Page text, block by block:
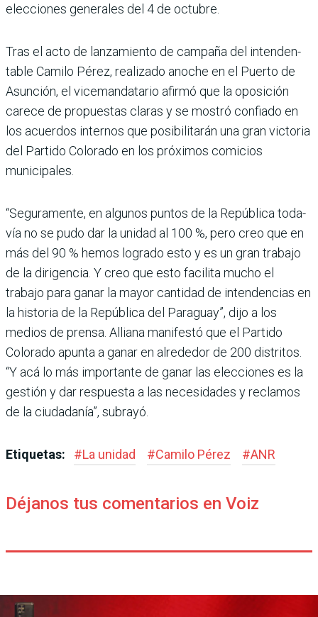
elecciones generales del 4 de octubre.
Tras el acto de lanzamiento de campaña del intenden­
table Camilo Pérez, reali­zado anoche en el Puerto de
Asunción, el vicemandata­rio afirmó que la oposición
carece de propuestas claras y se mostró confiado en
los acuerdos internos que posi­bilitarán una gran victoria
del Partido Colorado en los próxi­mos comicios
municipales.
“Seguramente, en algunos puntos de la República toda­
vía no se pudo dar la unidad al 100 %, pero creo que en
más del 90 % hemos logrado esto y es un gran trabajo
de la dirigencia. Y creo que esto facilita mucho el
trabajo para ganar la mayor cantidad de intendencias en
la historia de la República del Paraguay”, dijo a los
medios de prensa. Alliana manifestó que el Par­tido
Colorado apunta a ganar en alrededor de 200 distritos.
“Y acá lo más importante de ganar las elecciones es la
ges­tión y dar respuesta a las nece­sidades y reclamos
de la ciu­dadanía”, subrayó.
Etiquetas: #La unidad #Camilo Pérez #ANR
Déjanos tus comentarios en Voiz